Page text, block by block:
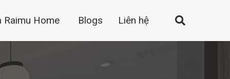
Raimu Home Blogs Liên hệ